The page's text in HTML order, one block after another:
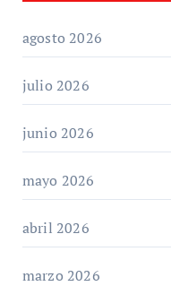
agosto 2026
julio 2026
junio 2026
mayo 2026
abril 2026
marzo 2026